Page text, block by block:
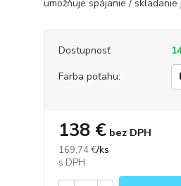
umožňuje spájanie /
Dostupnosť
Farba poťahu:
169,74 €/ks
138 € bez DPH